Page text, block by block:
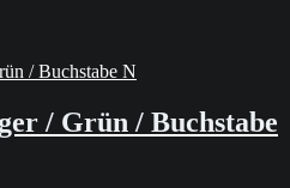
/ Grün / Buchstabe